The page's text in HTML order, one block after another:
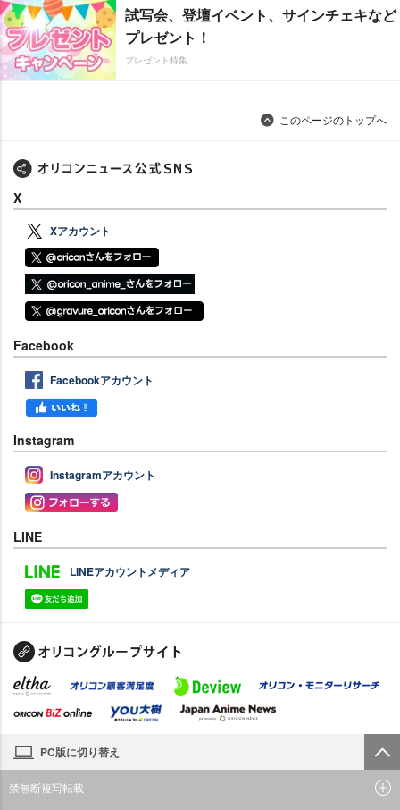
試写会、登壇イベント、サインチェキなど
プレゼント！
プレゼント特集
このページのトップへ
X
Xアカウント
Facebook
Facebookアカウント
Instagram
Instagramアカウント
LINE
LINEアカウントメディア
PC版に切り替え
禁無断複写転載